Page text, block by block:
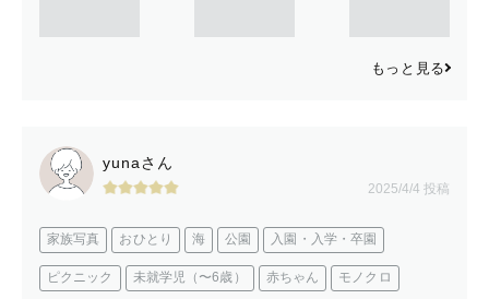
もっと見る
yunaさん
2025/4/4 投稿
家族写真 おひとり 海 公園 入園・入学・卒園
ピクニック 未就学児（〜6歳） 赤ちゃん モノクロ